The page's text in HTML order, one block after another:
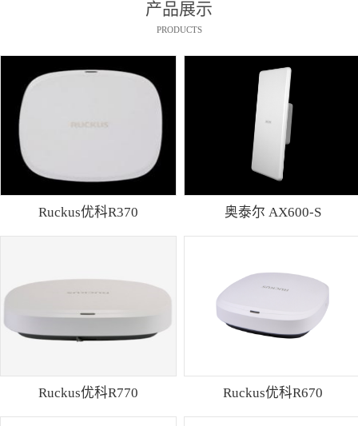
产品展示
PRODUCTS
Ruckus优科R370 奥泰尔 AX600-S
Ruckus优科R770 Ruckus优科R670